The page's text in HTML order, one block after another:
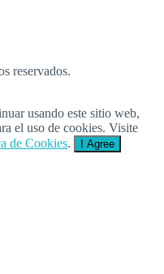
reservados.
usando este sitio web,
el uso de cookies. Visite
de Cookies. I Agree